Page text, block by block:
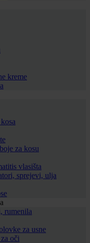
kreme
za kosu
vlasišta
sprejevi, ulja
rumenila
za usne
oči